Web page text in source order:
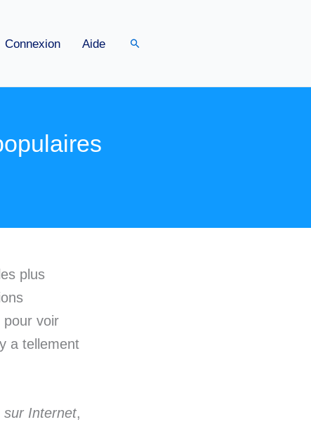
Connexion Aide Rechercher
plus
pour voir
a tellement
sur Internet,